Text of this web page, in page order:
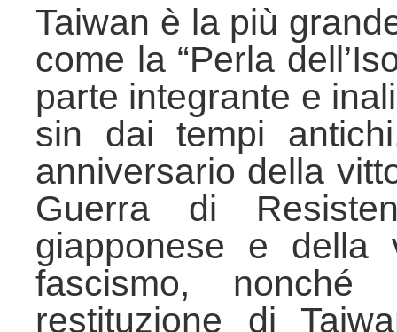
Taiwan è la più
come la “Perla
parte integrante e
sin dai tempi
anniversario della
Guerra di
giapponese e della
fascismo, nonché
restituzione di